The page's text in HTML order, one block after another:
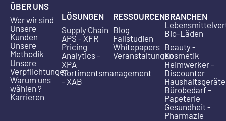
ÜBER UNS
Wer wir sind
Unsere
Kunden
Unsere
Methodik
Unsere
Verpflichtungen
Warum uns
wählen ?
Karrieren
LÖSUNGEN
Supply Chain
APS - XFR
Pricing
Analytics -
XPA
Sortimentsmanagement
- XAB
RESSOURCEN
Blog
Fallstudien
Whitepapers
Veranstaltungen
BRANCHEN
Bio-Läden
Beauty -
Kosmetik
Heimwerker -
Discounter
Haushaltsgeräte
Bürobedarf -
Papeterie
Gesundheit -
Pharmazie